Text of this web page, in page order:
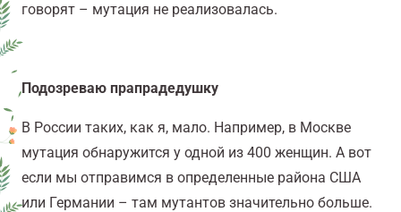
говорят – мутация не реализовалась.
Подозреваю прапрадедушку
В России таких, как я, мало. Например, в Москве
мутация обнаружится у одной из 400 женщин. А вот
если мы отправимся в определенные района США
или Германии – там мутантов значительно больше.